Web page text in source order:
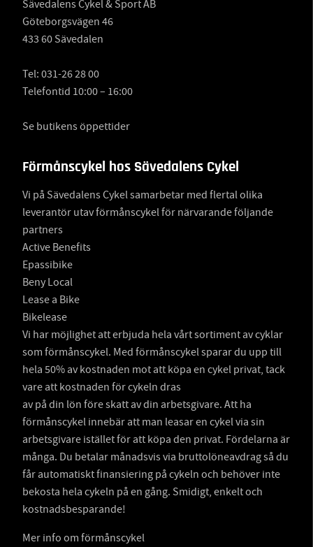
Sävedalens Cykel & Sport AB
Göteborgsvägen 46
433 60 Sävedalen
Tel: 031-26 28 00
Telefontid 10:00 – 16:00
Se butikens öppettider
Förmånscykel hos Sävedalens Cykel
Vi på Sävedalens Cykel samarbetar med flertal olika
leverantör utav förmånscykel för närvarande följande
partners
Active Benefits
Epassibike
Beny Local
Lease a Bike
Bikelease
Vi har möjlighet att erbjuda hela vårt sortiment av cyklar
som förmånscykel. Med förmånscykel sparar du upp till
hela 50% av kostnaden mot att köpa en cykel privat, tack
vare att kostnaden för cykeln dras
av på din lön före skatt av din arbetsgivare. Att ha
förmånscykel innebär att man leasar en cykel via sin
arbetsgivare istället för att köpa den privat. Fördelarna är
många. Du betalar månadsvis via bruttolöneavdrag så du
får automatiskt finansiering på cykeln och behöver inte
bekosta hela cykeln på en gång. Smidigt, enkelt och
kostnadsbesparande!
Mer info om förmånscykel